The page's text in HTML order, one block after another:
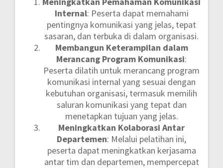
Internal: Peserta dapat memahami
pentingnya komunikasi yang jelas, tepat
sasaran, dan terbuka di dalam organisasi.
Membangun Keterampilan dalam
Merancang Program Komunikasi:
Peserta dilatih untuk merancang program
komunikasi internal yang sesuai dengan
kebutuhan organisasi, termasuk memilih
saluran komunikasi yang tepat dan
menetapkan tujuan yang jelas.
Meningkatkan Kolaborasi Antar
Departemen: Melalui pelatihan ini,
peserta dapat meningkatkan kerjasama
antar tim dan departemen, mempercepat